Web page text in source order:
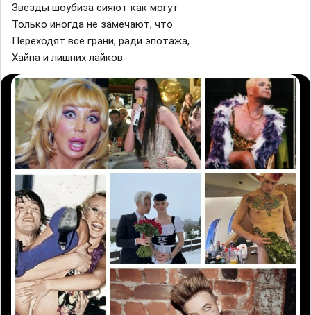
Звезды шоубиза сияют как могут
Только иногда не замечают, что
Переходят все грани, ради эпотажа,
Хайпа и лишних лайков